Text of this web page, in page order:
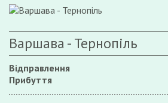
Варшава - Тернопіль
Відправлення
Прибуття